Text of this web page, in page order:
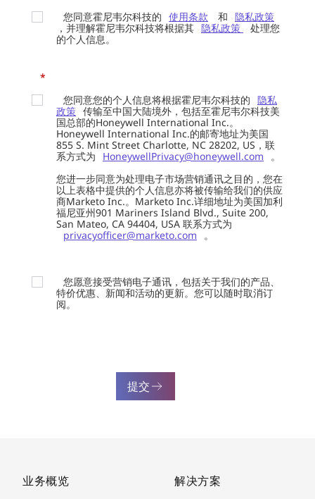
您同意霍尼韦尔科技的 使用条款 和 隐私政策
，并理解霍尼韦尔科技将根据其 隐私政策
处理您
的个人信息。
*
您同意您的个人信息将根据霍尼韦尔科技的 隐私
政策 传输至中国大陆境外，包括至霍尼韦尔科技美
国总部的Honeywell International Inc.。
Honeywell International Inc.的邮寄地址为美国
855 S. Mint Street Charlotte, NC 28202, US，联
系方式为
HoneywellPrivacy@honeywell.com
。
您进一步同意为处理电子市场营销通讯之目的，您在
以上表格中提供的个人信息亦将被传输给我们的供应
商Marketo Inc.。Marketo Inc.详细地址为美国加利
福尼亚州901 Mariners Island Blvd., Suite 200,
San Mateo, CA 94404, USA 联系方式为
privacyofficer@marketo.com
。
您愿意接受营销电子通讯，包括关于我们的产品、
特价优惠、新闻和活动的更新。您可以随时取消订
阅。
提交
业务概览
解决方案